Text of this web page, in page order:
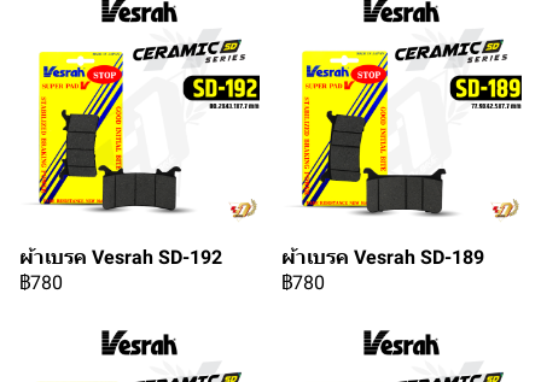
ผ้าเบรค Vesrah SD-192
฿780
ผ้าเบรค Vesrah SD-189
฿780